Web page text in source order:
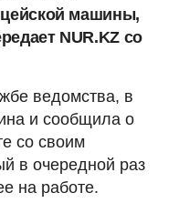
машины,
NUR.KZ со
ведомства, в
и сообщила о
со своим
в очередной раз
на работе.